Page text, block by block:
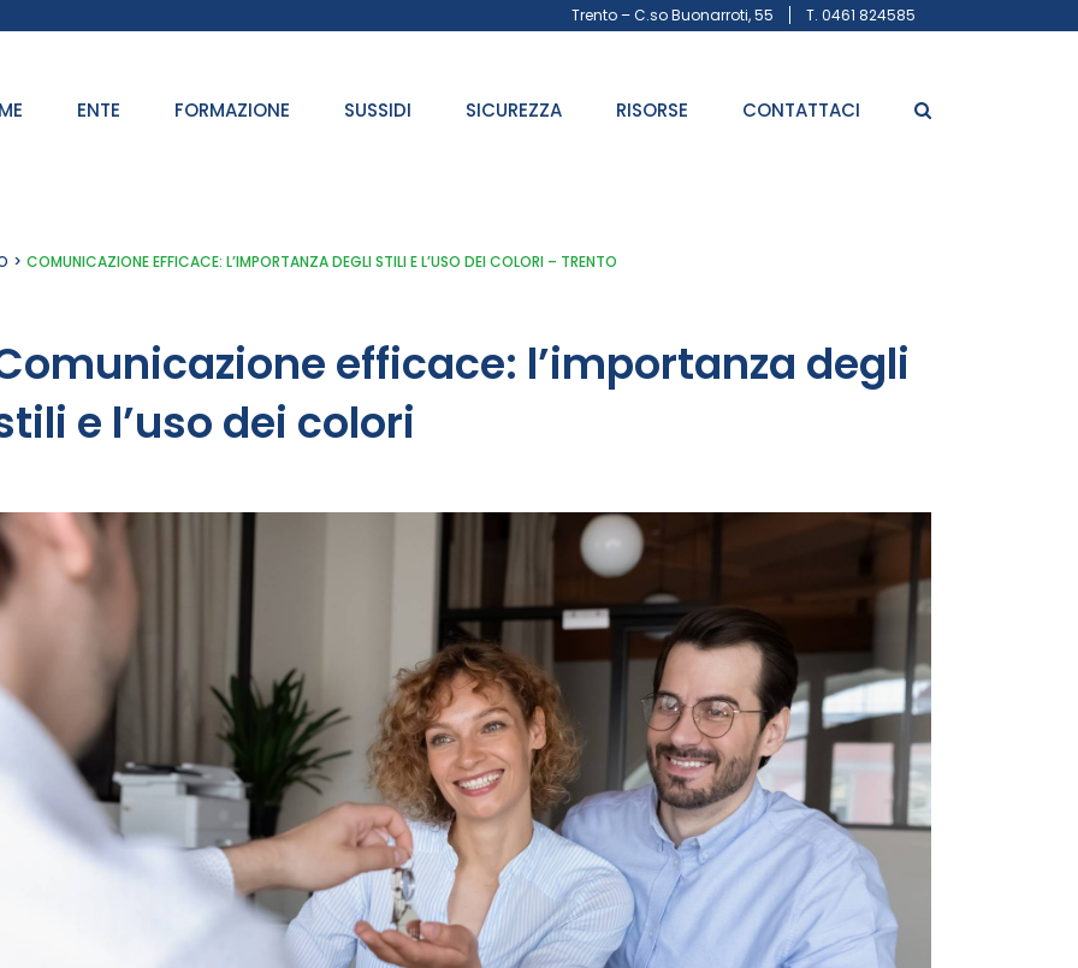
Trento – C.so Buonarroti, 55 T. 0461 824585
ENTE FORMAZIONE SUSSIDI SICUREZZA RISORSE CONTATTACI
COMUNICAZIONE EFFICACE: L’IMPORTANZA DEGLI STILI E L’USO DEI COLORI – TRENTO
efficace: l’importanza degli
e l’uso dei colori